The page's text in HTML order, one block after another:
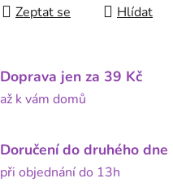
Zeptat se Hlídat
Doprava jen za 39 Kč
až k vám domů
Doručení do druhého dne
při objednání do 13h